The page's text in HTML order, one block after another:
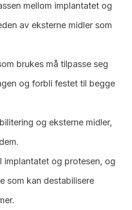
mellom implantatet og
av eksterne midler som
brukes må tilpasse seg
og forbli festet til begge
og eksterne midler,
implantatet og protesen, og
som kan destabilisere